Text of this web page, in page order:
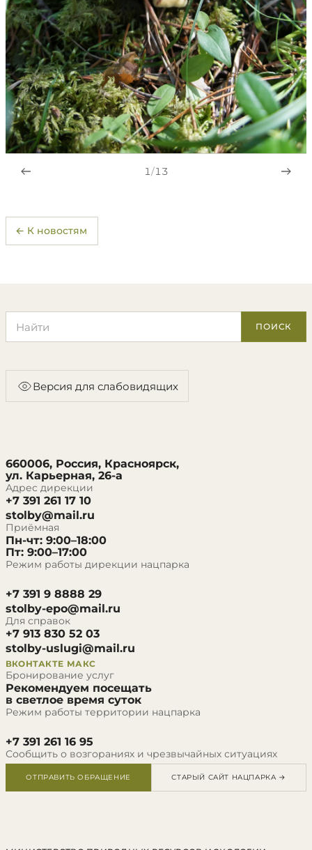
1/13
← К новостям
ПОИСК
Версия для слабовидящих
660006, Россия, Красноярск,
ул. Карьерная, 26-а
Адрес дирекции
+7 391 261 17 10
stolby@mail.ru
Приёмная
Пн-чт: 9:00–18:00
Пт: 9:00–17:00
Режим работы дирекции нацпарка
+7 391 9 8888 29
stolby-epo@mail.ru
Для справок
+7 913 830 52 03
stolby-uslugi@mail.ru
ВКОНТАКТЕ МАКС
Бронирование услуг
Рекомендуем посещать
в светлое время суток
Режим работы территории нацпарка
+7 391 261 16 95
Сообщить о возгораниях и чрезвычайных ситуациях
ОТПРАВИТЬ ОБРАЩЕНИЕ СТАРЫЙ САЙТ НАЦПАРКА →